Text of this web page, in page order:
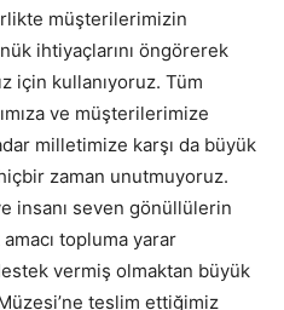
müşterilerimizin
ihtiyaçlarını öngörerek
için kullanıyoruz. Tüm
ve müşterilerimize
milletimize karşı da büyük
hiçbir zaman unutmuyoruz.
insanı seven gönüllülerin
topluma yarar
vermiş olmaktan büyük
teslim ettiğimiz